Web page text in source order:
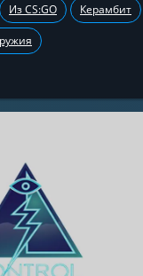
Из CS:GO Керамбит